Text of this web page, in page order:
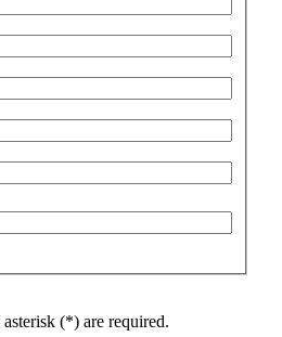
(*) are required.